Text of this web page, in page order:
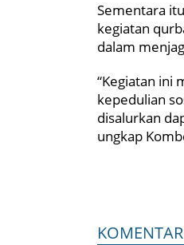
Sementara
kegiatan
dalam
“Kegiatan ini
kepedulian
disalurkan
ungkap